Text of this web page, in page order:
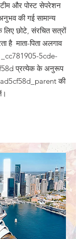
टीम और पोस्ट सेपरेशन
की गई सामान्य
लिए छोटे, संरचित सत्रों
है माता-पिता अलगाव
5cde-
प्रत्येक के अनुरूप
की